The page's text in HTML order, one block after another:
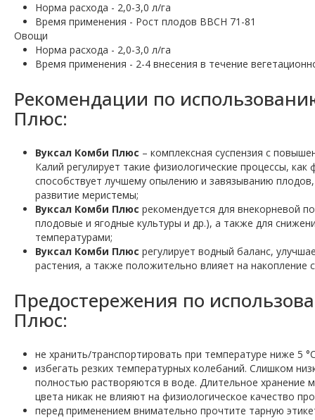
Норма расхода - 2,0-3,0 л/га
Время применения - Рост плодов ВВСН 71-81
Овощи
Норма расхода - 2,0-3,0 л/га
Время применения - 2-4 внесения в течение
Рекомендации по
Плюс:
Вуксал Комби Плюс – комплексная суспензия с
Калий регулирует такие физиологические процессы,
способствует лучшему опылению и завязыванию
развитие меристемы;
Вуксал Комби Плюс рекомендуется для внекорневой
плодовые и ягодные культуры и др.), а также для
температурами;
Вуксал Комби Плюс регулирует водный баланс,
растения, а также положительно влияет на накопление
Предостережения по
Плюс:
не хранить/транспортировать при температуре ниже 5
избегать резких температурных колебаний. Слишком
полностью растворяются в воде. Длительное хранение
цвета никак не влияют на физиологическое качество
перед применением внимательно прочтите тарную